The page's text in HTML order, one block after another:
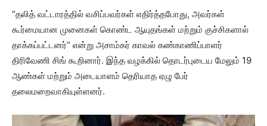
“தலித் வட்டாரத்தில் வசிப்பவர்கள் எதிர்த்தபோது, அவர்கள்
கூர்மையான முனைகள் கொண்ட ஆயுதங்கள் மற்றும் குச்சிகளால்
தாக்கப்பட்டனர்” என்று அசாம்கர் காவல் கண்காணிப்பாளர்
திரிவேணி சிங் கூறினார். இந்த வழக்கில் தொடர்புடைய மேலும் 19
ஆண்கள் மற்றும் அடையாளம் தெரியாத ஏழு பேர்
தலைமறைவாகியுள்ளனர்.